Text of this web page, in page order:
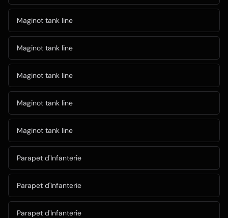
Maginot tank line
Maginot tank line
Maginot tank line
Maginot tank line
Maginot tank line
Parapet d'Infanterie
Parapet d'Infanterie
Parapet d'Infanterie